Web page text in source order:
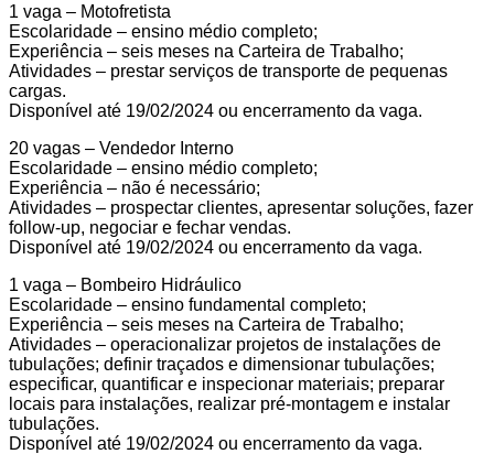
1 vaga – Motofretista
Escolaridade – ensino médio completo;
Experiência – seis meses na Carteira de Trabalho;
Atividades – prestar serviços de transporte de pequenas
cargas.
Disponível até 19/02/2024 ou encerramento da vaga.
20 vagas – Vendedor Interno
Escolaridade – ensino médio completo;
Experiência – não é necessário;
Atividades – prospectar clientes, apresentar soluções, fazer
follow-up, negociar e fechar vendas.
Disponível até 19/02/2024 ou encerramento da vaga.
1 vaga – Bombeiro Hidráulico
Escolaridade – ensino fundamental completo;
Experiência – seis meses na Carteira de Trabalho;
Atividades – operacionalizar projetos de instalações de
tubulações; definir traçados e dimensionar tubulações;
especificar, quantificar e inspecionar materiais; preparar
locais para instalações, realizar pré-montagem e instalar
tubulações.
Disponível até 19/02/2024 ou encerramento da vaga.